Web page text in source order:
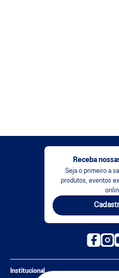
Receba
Seja o primeiro a
produtos, eventos
Institucional